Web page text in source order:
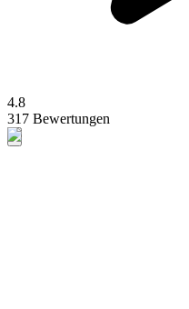
4.8
317 Bewertungen